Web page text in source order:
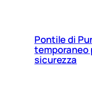
Pontile di
temporaneo
sicurezza